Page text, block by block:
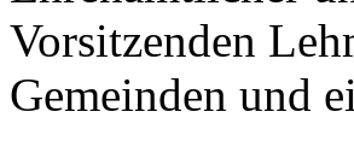
Vorsitzenden
Gemeinden und